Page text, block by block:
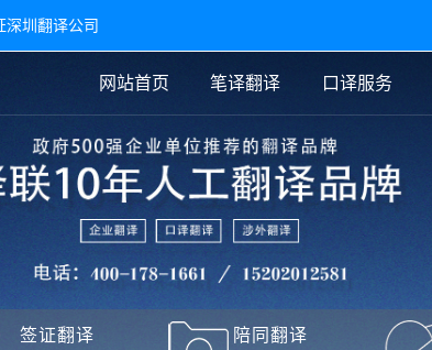
圳翻译公司
网站首页 笔译翻译
文件翻译 医学翻译 法律翻译 说明书翻译
口译服务
广交会翻译 交替传译 同声传译
译
译
老挝语翻译 泰语翻译
葡萄牙语翻译
签证材料翻译
银行流水翻译
驾照翻译
疫苗本翻译
证件翻译报价
签证翻译
口译新闻
新闻
签证翻译 陪同翻译